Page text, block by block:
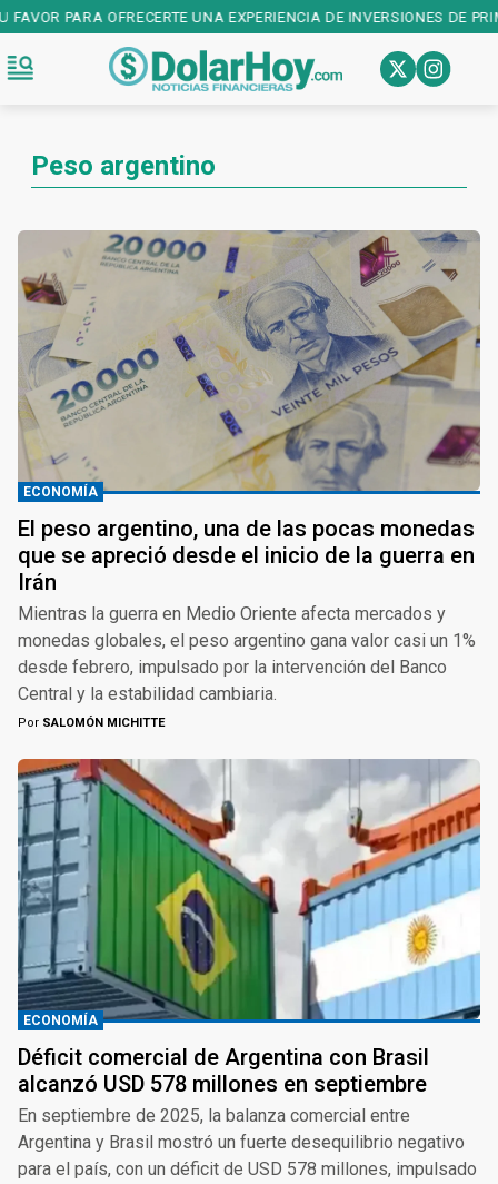
OFRECERTE UNA EXPERIENCIA DE INVERSIONES DE PRIMER
Peso argentino
ECONOMÍA
El peso argentino, una de las pocas monedas
que se apreció desde el inicio de la guerra en
Irán
Mientras la guerra en Medio Oriente afecta mercados y
monedas globales, el peso argentino gana valor casi un 1%
desde febrero, impulsado por la intervención del Banco
Central y la estabilidad cambiaria.
Por SALOMÓN MICHITTE
ECONOMÍA
Déficit comercial de Argentina con Brasil
alcanzó USD 578 millones en septiembre
En septiembre de 2025, la balanza comercial entre
Argentina y Brasil mostró un fuerte desequilibrio negativo
para el país, con un déficit de USD 578 millones, impulsado